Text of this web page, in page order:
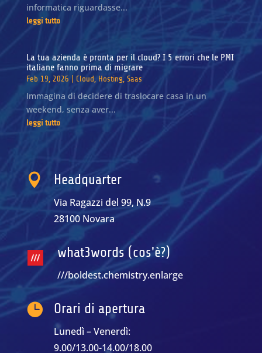
informatica riguardasse...
leggi tutto
La tua azienda è pronta per il cloud? I 5 errori che le PMI
italiane fanno prima di migrare
Feb 19, 2026 Cloud Hosting Saas
Immagina di decidere di traslocare casa in un
weekend, senza aver...
leggi tutto
 Headquarter
Via Ragazzi del 99, N.9
28100 Novara
what3words (cos'è?)
///boldest.chemistry.enlarge
 Orari di apertura
Lunedì – Venerdì:
9.00/13.00-14.00/18.00